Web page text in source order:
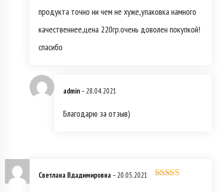
продукта точно ни чем не хуже,упаковка намного
качественнее,цена 220гр.очень доволен покупкой!
спасибо
admin – 28.04.2021
Благодарю за отзыв)
Светлана Вдадимировна – 20.05.2021